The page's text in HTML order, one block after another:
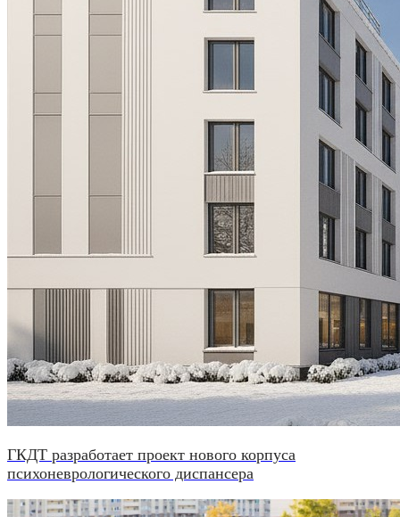
ГКДТ разработает проект нового корпуса
психоневрологического диспансера